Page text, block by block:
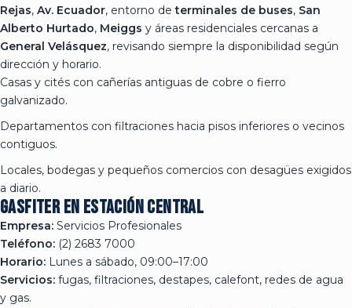
Rejas, Av. Ecuador, entorno determinales de buses, San
Alberto Hurtado, Meiggs y áreas residenciales cercanas a
General Velásquez, revisando siempre la disponibilidad según
dirección y horario.
Casas y cités con cañerías antiguas de cobre o fierro
galvanizado.
Departamentos con filtraciones hacia pisos inferiores o vecinos
contiguos.
Locales, bodegas y pequeños comercios con desagües exigidos
a diario.
Gasfiter en Estación Central
Empresa: Servicios Profesionales
Teléfono: (2) 2683 7000
Horario: Lunes a sábado, 09:00–17:00
Servicios: fugas, filtraciones, destapes, calefont, redes de agua
y gas.